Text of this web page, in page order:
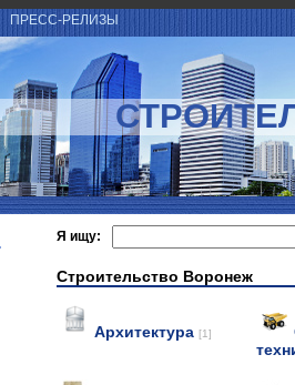
ПРЕСС-РЕЛИЗЫ
Я ищу:
Строительство Воронеж
Архитектура [1]